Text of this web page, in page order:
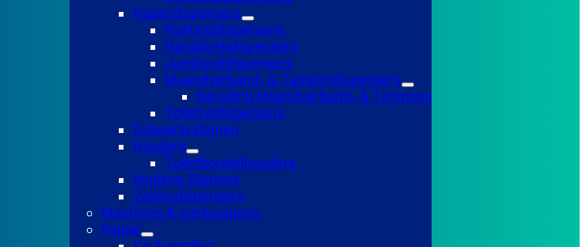
Papierdispensers
Poetsroldispensers
Handdoekdispensers
Jumboroldispensers
Maandverband- & Tampondispensers
Navulling Maandverband- & Tampons
Toiletroldispensers
Doseersystemen
Houders
Toiletborstelhouders
Hygiëne Stations
Zakjesdispensers
Machines & werkwagens
Papier